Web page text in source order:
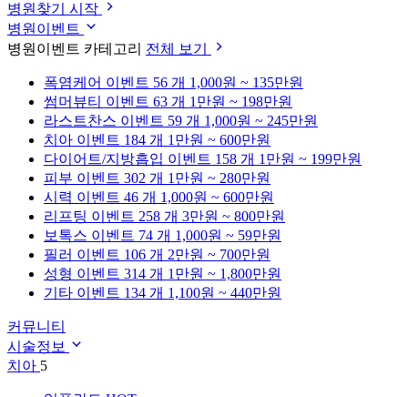
병원찾기 시작
병원이벤트
병원이벤트 카테고리 전체 보기
폭염케어 이벤트 56 개 1,000원 ~ 135만원
썸머뷰티 이벤트 63 개 1만원 ~ 198만원
라스트찬스 이벤트 59 개 1,000원 ~ 245만원
치아 이벤트 184 개 1만원 ~ 600만원
다이어트/지방흡입 이벤트 158 개 1만원 ~ 199만원
피부 이벤트 302 개 1만원 ~ 280만원
시력 이벤트 46 개 1,000원 ~ 600만원
리프팅 이벤트 258 개 3만원 ~ 800만원
보톡스 이벤트 74 개 1,000원 ~ 59만원
필러 이벤트 106 개 2만원 ~ 700만원
성형 이벤트 314 개 1만원 ~ 1,800만원
기타 이벤트 134 개 1,100원 ~ 440만원
커뮤니티
시술정보
치아 5